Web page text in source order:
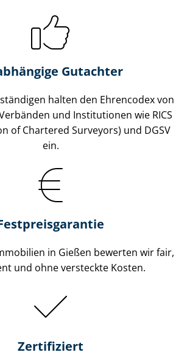
Gutachter
halten den Ehrencodex von
und Institutionen wie RICS
of Chartered Surveyors) und DGSV
ein.
in Gießen bewerten wir fair,
und ohne versteckte Kosten.
Zertifiziert